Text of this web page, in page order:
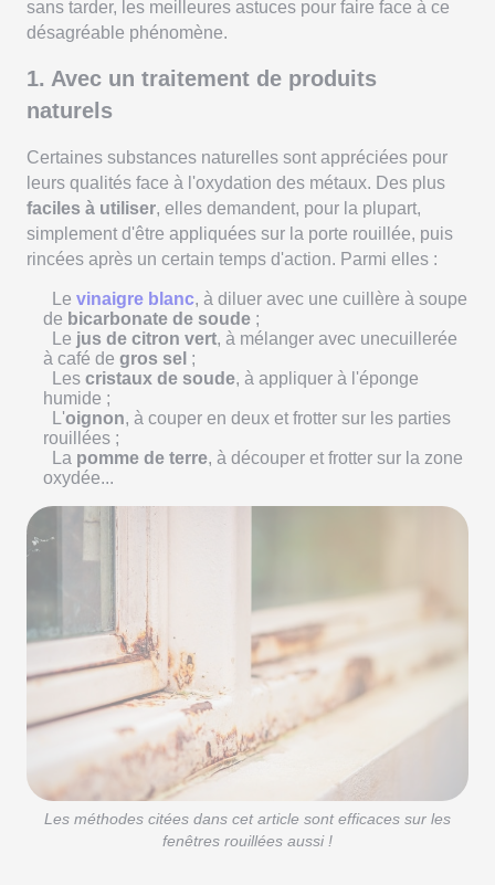
sans tarder, les meilleures astuces pour faire face à ce
désagréable phénomène.
1. Avec un traitement de produits
naturels
Certaines substances naturelles sont appréciées pour
leurs qualités face à l'oxydation des métaux. Des plus
faciles à utiliser, elles demandent, pour la plupart,
simplement d'être appliquées sur la porte rouillée, puis
rincées après un certain temps d'action. Parmi elles :
Le vinaigre blanc, à diluer avec une cuillère à soupe
de bicarbonate de soude ;
Le jus de citron vert, à mélanger avec unecuillerée
à café de gros sel ;
Les cristaux de soude, à appliquer à l'éponge
humide ;
L'oignon, à couper en deux et frotter sur les parties
rouillées ;
La pomme de terre, à découper et frotter sur la zone
oxydée...
Les méthodes citées dans cet article sont efficaces sur les
fenêtres rouillées aussi !